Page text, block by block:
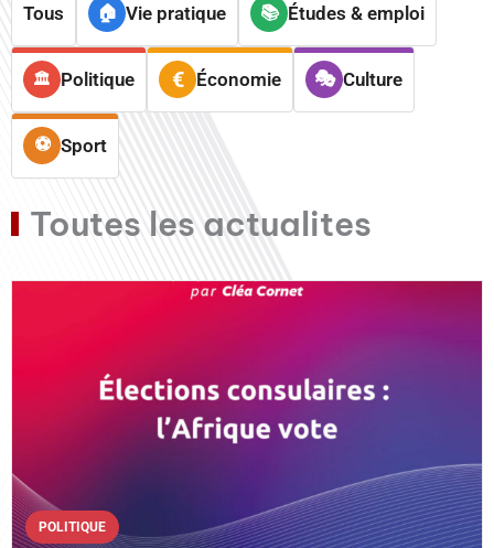
Tous Vie pratique Études & emploi
Politique Économie Culture
Sport
Toutes les actualites
POLITIQUE